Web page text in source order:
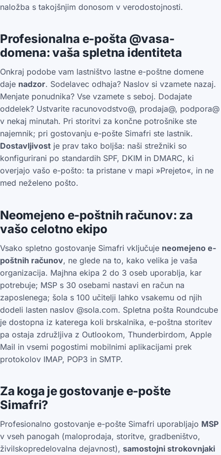
naložba s takojšnjim donosom v verodostojnosti.
Profesionalna e-pošta @vasa-
domena: vaša spletna identiteta
Onkraj podobe vam lastništvo lastne e-poštne domene
daje nadzor. Sodelavec odhaja? Naslov si vzamete nazaj.
Menjate ponudnika? Vse vzamete s seboj. Dodajate
oddelek? Ustvarite racunovodstvo@, prodaja@, podpora@
v nekaj minutah. Pri storitvi za končne potrošnike ste
najemnik; pri gostovanju e-pošte Simafri ste lastnik.
Dostavljivost je prav tako boljša: naši strežniki so
konfigurirani po standardih SPF, DKIM in DMARC, ki
overjajo vašo e-pošto: ta pristane v mapi »Prejeto«, in ne
med neželeno pošto.
Neomejeno e-poštnih računov: za
vašo celotno ekipo
Vsako spletno gostovanje Simafri vključuje neomejeno e-
poštnih računov, ne glede na to, kako velika je vaša
organizacija. Majhna ekipa 2 do 3 oseb uporablja, kar
potrebuje; MSP s 30 osebami nastavi en račun na
zaposlenega; šola s 100 učitelji lahko vsakemu od njih
dodeli lasten naslov @sola.com. Spletna pošta Roundcube
je dostopna iz katerega koli brskalnika, e-poštna storitev
pa ostaja združljiva z Outlookom, Thunderbirdom, Apple
Mail in vsemi pogostimi mobilnimi aplikacijami prek
protokolov IMAP, POP3 in SMTP.
Za koga je gostovanje e-pošte
Simafri?
Profesionalno gostovanje e-pošte Simafri uporabljajo MSP
v vseh panogah (maloprodaja, storitve, gradbeništvo,
živilskopredelovalna dejavnost), samostojni strokovnjaki